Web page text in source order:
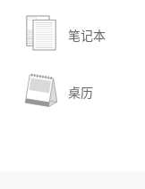
笔记本
桌历